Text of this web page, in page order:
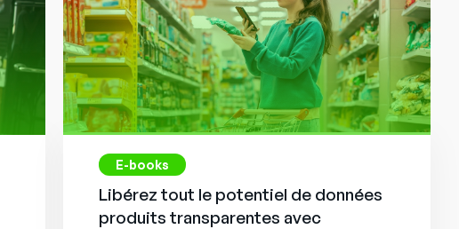
E-books
Libérez tout le potentiel de données
produits transparentes avec